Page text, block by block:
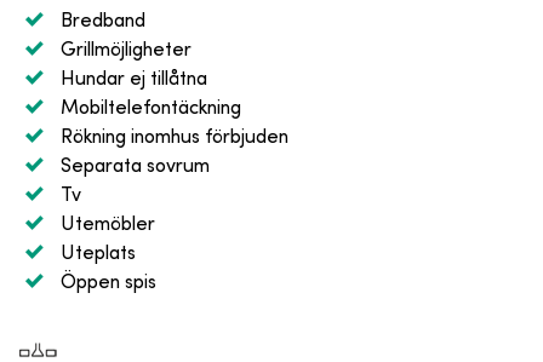
Bredband
Grillmöjligheter
Hundar ej tillåtna
Mobiltelefontäckning
Rökning inomhus förbjuden
Separata sovrum
Tv
Utemöbler
Uteplats
Öppen spis